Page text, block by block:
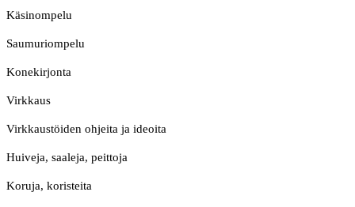
Käsinompelu
Saumuriompelu
Konekirjonta
Virkkaus
Virkkaustöiden ohjeita ja ideoita
Huiveja, saaleja, peittoja
Koruja, koristeita